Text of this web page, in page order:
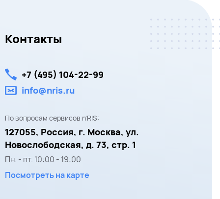
Контакты
+7 (495) 104-22-99
info@nris.ru
По вопросам сервисов n'RIS:
127055, Россия, г. Москва, ул.
Новослободская, д. 73, стр. 1
Пн. - пт. 10:00 - 19:00
Посмотреть на карте